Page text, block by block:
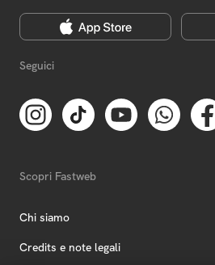
Seguici
Scopri Fastweb
Chi siamo
Credits e note legali